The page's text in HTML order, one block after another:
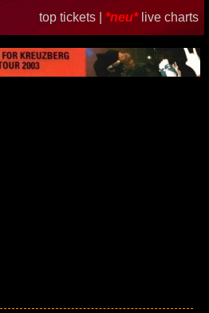
top tickets | *neu* live charts